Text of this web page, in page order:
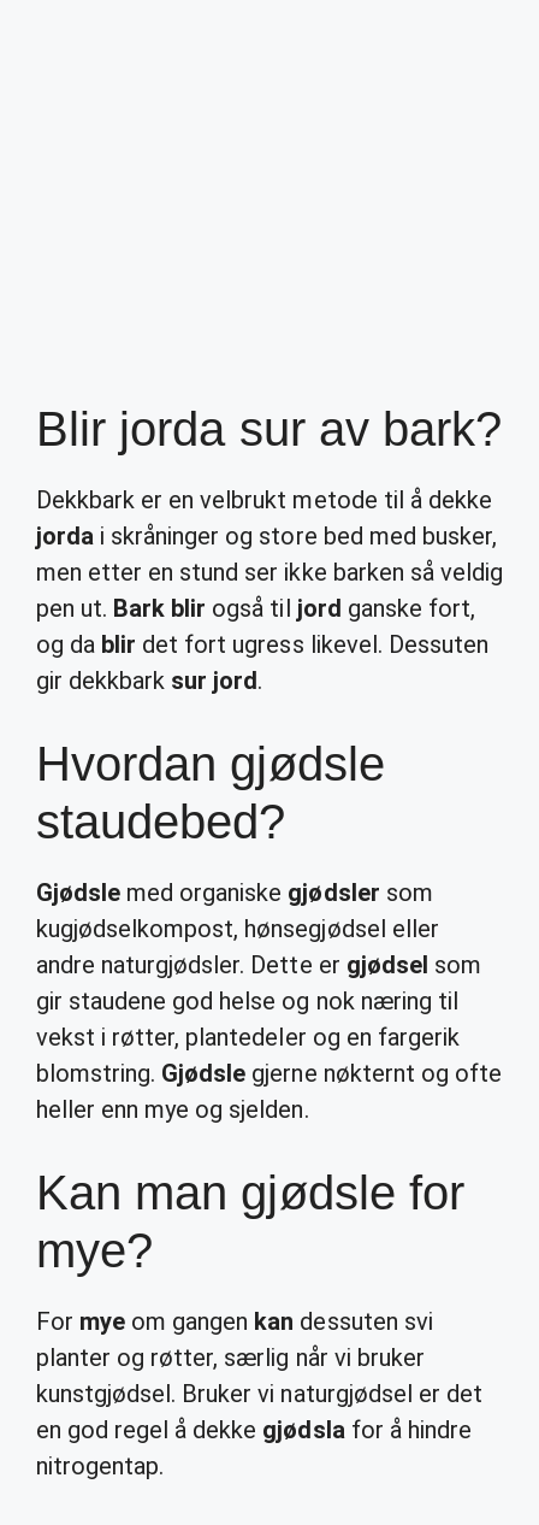
Blir jorda sur av bark?
Dekkbark er en velbrukt metode til å dekke
jorda i skråninger og store bed med busker,
men etter en stund ser ikke barken så veldig
pen ut. Bark blir også til jord ganske fort,
og da blir det fort ugress likevel. Dessuten
gir dekkbark sur jord.
Hvordan gjødsle
staudebed?
Gjødsle med organiske gjødsler som
kugjødselkompost, hønsegjødsel eller
andre naturgjødsler. Dette er gjødsel som
gir staudene god helse og nok næring til
vekst i røtter, plantedeler og en fargerik
blomstring. Gjødsle gjerne nøkternt og ofte
heller enn mye og sjelden.
Kan man gjødsle for
mye?
For mye om gangen kan dessuten svi
planter og røtter, særlig når vi bruker
kunstgjødsel. Bruker vi naturgjødsel er det
en god regel å dekke gjødslafor å hindre
nitrogentap.